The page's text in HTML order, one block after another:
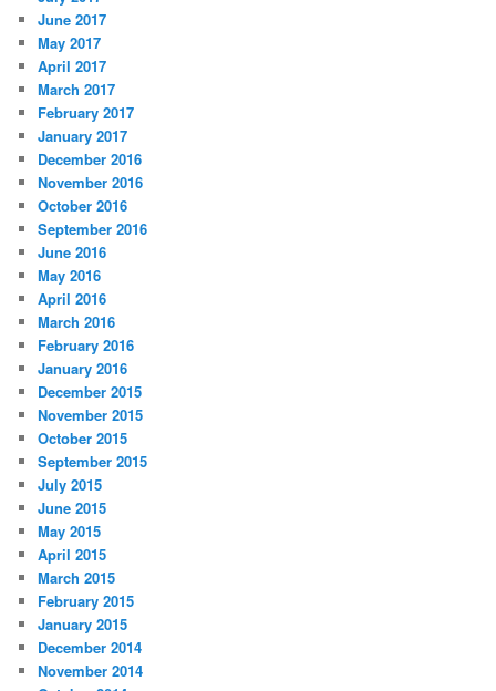
June 2017
May 2017
April 2017
March 2017
February 2017
January 2017
December 2016
November 2016
October 2016
September 2016
June 2016
May 2016
April 2016
March 2016
February 2016
January 2016
December 2015
November 2015
October 2015
September 2015
July 2015
June 2015
May 2015
April 2015
March 2015
February 2015
January 2015
December 2014
November 2014